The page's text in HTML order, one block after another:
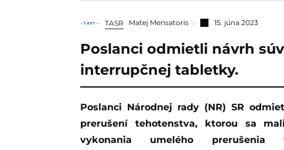
TASR Matej Mensatoris 15. júna 2023
Poslanci odmietli návrh
interrupčnej tabletky.
Poslanci Národnej rady (NR) SR odmietli vo štvrtok novelu zákona o umelom
prerušení tehotenstva, ktorou sa
vykonania umelého